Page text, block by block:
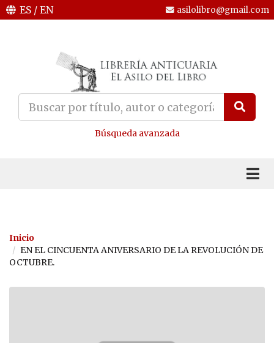
ES / EN asilolibro@gmail.com
Búsqueda avanzada
Inicio
EN EL CINCUENTA ANIVERSARIO DE LA REVOLUCIÓN DE
OCTUBRE.